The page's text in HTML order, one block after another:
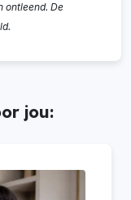
ontleend. De
jou: